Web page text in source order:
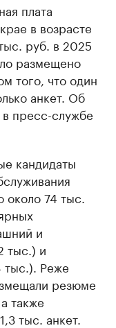
плата
в возрасте
руб. в 2025
размещено
того, что один
анкет. Об
пресс-службе
кандидаты
около 74 тыс.
и
тыс.) и
тыс.). Реже
резюме
также
тыс. анкет.